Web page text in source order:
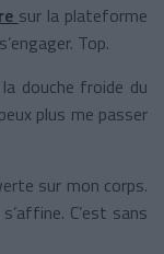
sur la plateforme
Top.
douche froide du
plus me passer
sur mon corps.
C’est sans